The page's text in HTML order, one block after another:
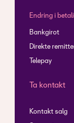
Endring i
Bankgirot
Direkte
Telepay
Ta kontakt
Kontakt salg